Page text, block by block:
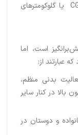
استفاده از دستگاه های پایش مداوم قند CGM یا گلوکومترهای
است، اما
عبارتند از:
بدنی منظم،
در کنار سایر
و دوستان در